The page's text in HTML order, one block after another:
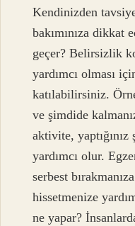
Kendinizden
bakımınıza dikkat
geçer? Belirsizlik
yardımcı olması
katılabilirsiniz.
ve şimdide
aktivite, yaptığınız
yardımcı olur.
serbest
hissetmenize
ne yapar?